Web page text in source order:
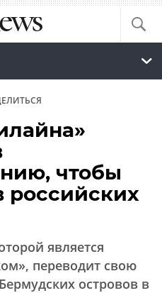
чтобы
российских
является
переводит свою
островов в